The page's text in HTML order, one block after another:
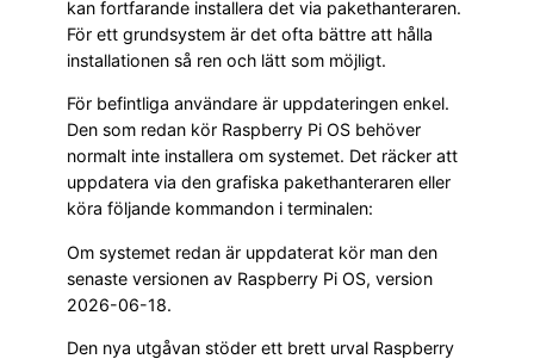
kan fortfarande installera det via pakethanteraren.
För ett grundsystem är det ofta bättre att hålla
installationen så ren och lätt som möjligt.
För befintliga användare är uppdateringen enkel.
Den som redan kör Raspberry Pi OS behöver
normalt inte installera om systemet. Det räcker att
uppdatera via den grafiska pakethanteraren eller
köra följande kommandon i terminalen:
Om systemet redan är uppdaterat kör man den
senaste versionen av Raspberry Pi OS, version
2026-06-18.
Den nya utgåvan stöder ett brett urval Raspberry